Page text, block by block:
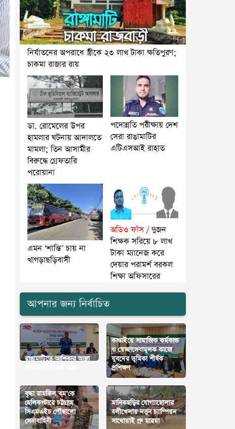
নির্যাতনের অপরাধে স্ত্রীকে ২৩ লাখ টাকা ক্ষতিপুরণ;
চাকমা রাজার রায়
ডা. রোমেলের উপর
হামলার ঘটনায় আদালতে
মামলা; তিন আসামীর
বিরুদ্ধে গ্রেফতারি
পরোয়ানা
পদোন্নতি পরীক্ষায় দেশ
সেরা রাঙামাটির
এটিএসআই রাহাত
এমন ‘শান্তি’ চায় না
খাগড়াছড়িবাসী
অডিও ফাঁস /দুজন
শিক্ষক সরিয়ে ৮ লাখ
টাকা ম্যানেজ করে
দেয়ার পরামর্শ বরকল
শিক্ষা অফিসারের
আপনার জন্য নির্বাচিত
রাঙামাটিতে আশিকার আস্থা
কাপ্তাইয়ে সামাজিক কর্মকান্ড
ও স্বেচ্ছাসেবামূলক কাজে
যুবদের ভূমিকা শীর্ষক
প্রশিক্ষণ
বৃদ্ধা রামকিল বম’কে
হেলিকপ্টারে চট্টগ্রাম
সিএমএইচ পৌঁছালো
সেনাবাহিনী
মানিকছড়ির যোগ্যাছোলার
বলীখেলায় নতুন চ্যাম্পিয়ন
সাথোয়াই প্রু মারমা